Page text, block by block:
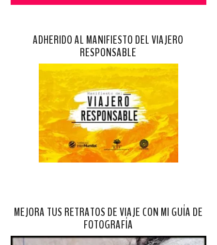
ADHERIDO AL MANIFIESTO DEL VIAJERO
RESPONSABLE
MEJORA TUS RETRATOS DE VIAJE CON MI GUÍA DE
FOTOGRAFÍA